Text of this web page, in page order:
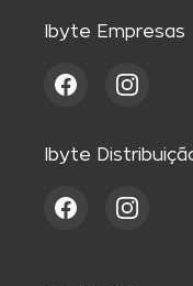
Ibyte Empresas
Ibyte